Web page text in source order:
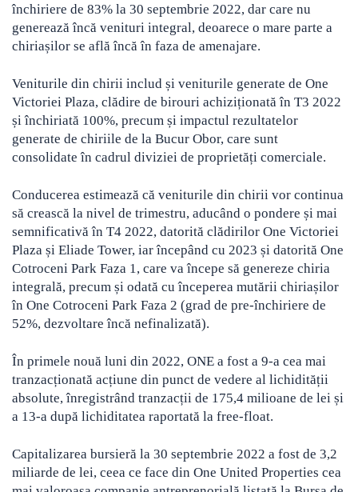
închiriere de 83% la 30 septembrie 2022, dar care nu
generează încă venituri integral, deoarece o mare parte a
chiriașilor se află încă în faza de amenajare.
Veniturile din chirii includ și veniturile generate de One
Victoriei Plaza, clădire de birouri achiziționată în T3 2022
și închiriată 100%, precum și impactul rezultatelor
generate de chiriile de la Bucur Obor, care sunt
consolidate în cadrul diviziei de proprietăți comerciale.
Conducerea estimează că veniturile din chirii vor continua
să crească la nivel de trimestru, aducând o pondere și mai
semnificativă în T4 2022, datorită clădirilor One Victoriei
Plaza și Eliade Tower, iar începând cu 2023 și datorită One
Cotroceni Park Faza 1, care va începe să genereze chiria
integrală, precum și odată cu începerea mutării chiriașilor
în One Cotroceni Park Faza 2 (grad de pre-închiriere de
52%, dezvoltare încă nefinalizată).
În primele nouă luni din 2022, ONE a fost a 9-a cea mai
tranzacționată acțiune din punct de vedere al lichidității
absolute, înregistrând tranzacții de 175,4 milioane de lei și
a 13-a după lichiditatea raportată la free-float.
Capitalizarea bursieră la 30 septembrie 2022 a fost de 3,2
miliarde de lei, ceea ce face din One United Properties cea